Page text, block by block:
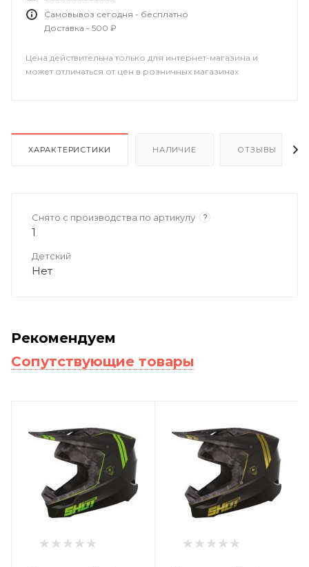
Самовывоз сегодня - бесплатно
Доставка - 500 ₽
Цена действительна только для интернет-магазина и
может отличаться от цен в розничных магазинах
ХАРАКТЕРИСТИКИ НАЛИЧИЕ ОТЗЫВЫ
Снято с производства по артикулу ?
1
Детский
Нет
Рекомендуем
Сопутствующие товары